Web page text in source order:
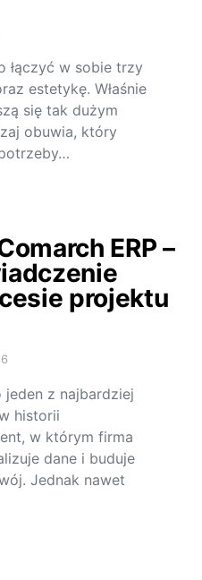
łączyć w sobie trzy
estetykę. Właśnie
się tak dużym
obuwia, który
ERP –
projektu
jeden z najbardziej
historii
w którym firma
dane i buduje
Jednak nawet